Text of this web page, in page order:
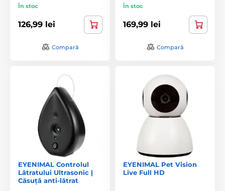
În stoc
126,99 lei
Compară
În stoc
169,99 lei
Compară
EYENIMAL Controlul
Lătratului Ultrasonic |
Căsuță anti-lătrat
EYENIMAL Pet Vision
Live Full HD